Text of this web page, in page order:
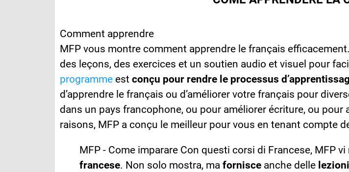
Comment apprendre
MFP vous montre comment apprendre le français efficacement.
des leçons, des exercices et un soutien audio et visuel pour
programme est conçu pour rendre le processus
d’apprendre le français ou d’améliorer votre français pour
dans un pays francophone, ou pour améliorer écriture, ou pour
raisons, MFP a conçu le meilleur pour vous en tenant compte
MFP - Come imparare Con questi corsi di Francese, MFP
francese. Non solo mostra, ma fornisce anche delle lezioni